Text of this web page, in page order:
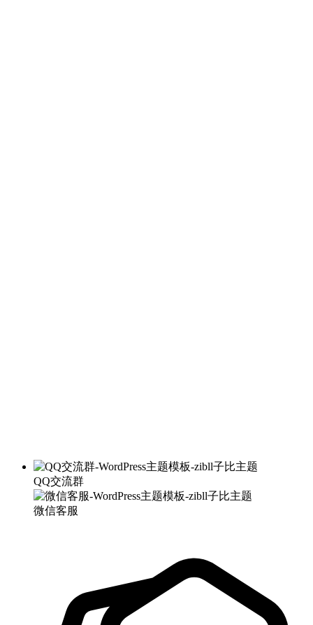
QQ交流群
微信客服